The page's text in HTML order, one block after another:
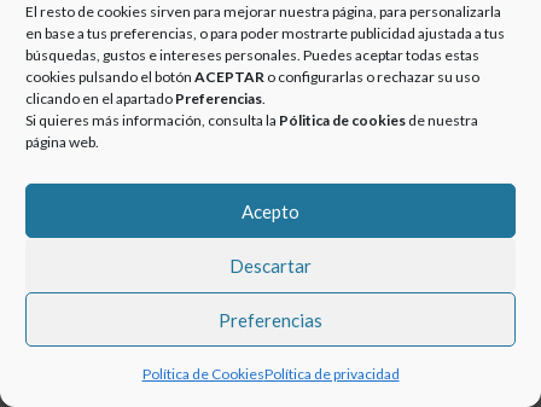
El resto de cookies sirven para mejorar nuestra página, para personalizarla
en base a tus preferencias, o para poder mostrarte publicidad ajustada a tus
búsquedas, gustos e intereses personales. Puedes aceptar todas estas
cookies pulsando el botón ACEPTAR o configurarlas o rechazar su uso
clicando en el apartado Preferencias.
Si quieres más información, consulta la Pólitica de cookies de nuestra
página web.
Acepto
Descartar
Preferencias
Política de CookiesPolítica de privacidad
mediante la instalación de esta
prensa nuestro objetivo es poder
cerrar el círculo del servicio …
MoreINSTALACIÓN DE UNA PRENSA CERÁMICA – 14/09/2012
»
© 2020-2023 GRUPOEUROATOMIZADO. Todos los derechos
reservados.